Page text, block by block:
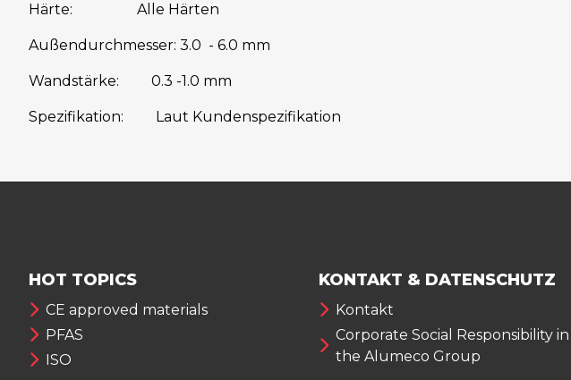
Härte: Alle Härten
Außendurchmesser: 3.0 - 6.0 mm
Wandstärke: 0.3 -1.0 mm
Spezifikation: Laut Kundenspezifikation
HOT TOPICS
CE approved materials
PFAS
ISO
KONTAKT & DATENSCHUTZ
Kontakt
Corporate Social Responsibility in
the Alumeco Group